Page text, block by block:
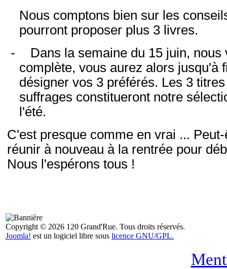
Nous comptons bien sur les
pourront proposer plus 3 livres.
-
Dans la semaine du 15 juin,
complète, vous aurez alors jusqu'à
désigner vos 3 préférés. Les 3
suffrages constitueront notre
l'été.
C'est presque comme en vrai ...
réunir à nouveau à la rentrée pour
Nous l'espérons tous !
Copyright © 2026 120 Grand'Rue. Tous droits réservés.
Joomla! est un logiciel libre sous licence GNU/GPL.